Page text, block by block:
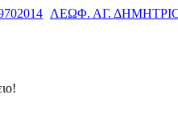
ΛΕΩΦ. ΑΓ. ΔΗΜΗΤΡΙΟΥ